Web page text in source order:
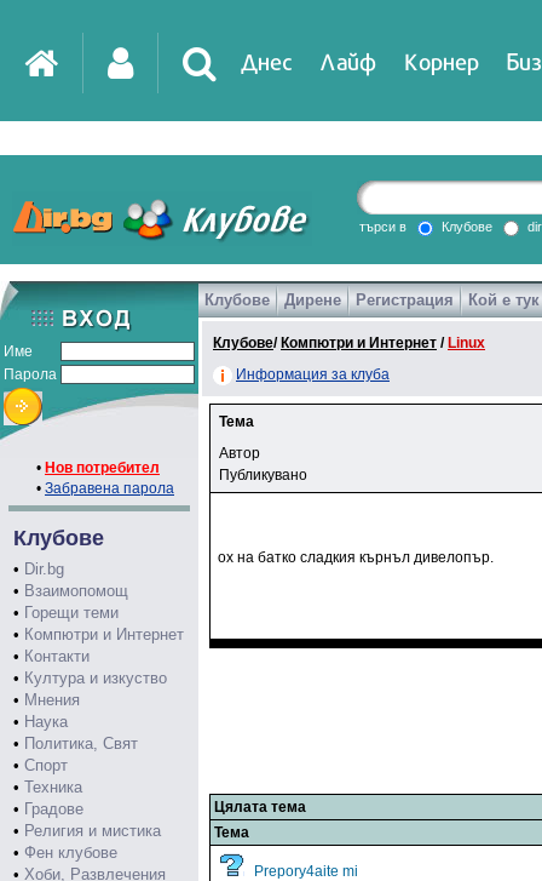
Днес Лайф Корнер
DirTV Impressio
Games
търси в Клубове
Име
Парола
• Нов потребител
• Забравена парола
Клубове
• Dir.bg
• Взаимопомощ
• Горещи теми
• Компютри и Интернет
• Контакти
• Култура и изкуство
• Мнения
• Наука
• Политика, Свят
• Спорт
• Техника
• Градове
• Религия и мистика
• Фен клубове
• Хоби, Развлечения
Клубове Дирене Регистрация Кой е тук
Клубове/ Компютри и Интернет / Linux
Информация за клуба
Тема
Автор
Публикувано
ох на батко сладкия кърнъл дивелопър.
Цялата тема
Тема
Prepory4aite mi